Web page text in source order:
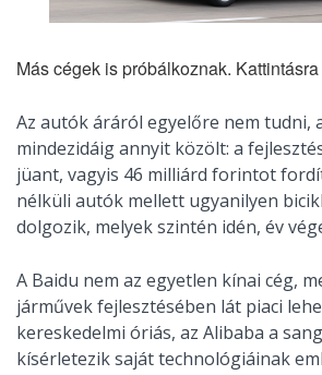
Más cégek is próbálkoznak.
Az autók áráról egyelőre nem tudni,
mindezidáig annyit közölt: a
jüant, vagyis 46 milliárd forintot
nélküli autók mellett ugyanilyen
dolgozik, melyek szintén idén, év
A Baidu nem az egyetlen kínai cég,
járművek fejlesztésében lát piaci
kereskedelmi óriás, az Alibaba a
kísérletezik saját technológiáinak